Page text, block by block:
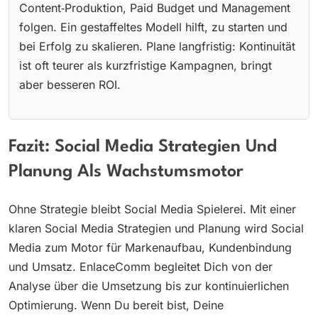
Content‑Produktion, Paid Budget und Management
folgen. Ein gestaffeltes Modell hilft, zu starten und
bei Erfolg zu skalieren. Plane langfristig: Kontinuität
ist oft teurer als kurzfristige Kampagnen, bringt
aber besseren ROI.
Fazit: Social Media Strategien Und
Planung Als Wachstumsmotor
Ohne Strategie bleibt Social Media Spielerei. Mit einer
klaren Social Media Strategien und Planung wird Social
Media zum Motor für Markenaufbau, Kundenbindung
und Umsatz. EnlaceComm begleitet Dich von der
Analyse über die Umsetzung bis zur kontinuierlichen
Optimierung. Wenn Du bereit bist, Deine